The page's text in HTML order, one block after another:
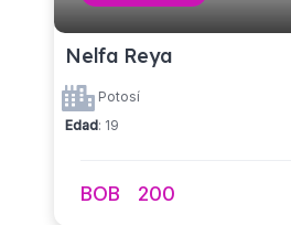
Nelfa Reya
Potosí
Edad: 19
BOB 200